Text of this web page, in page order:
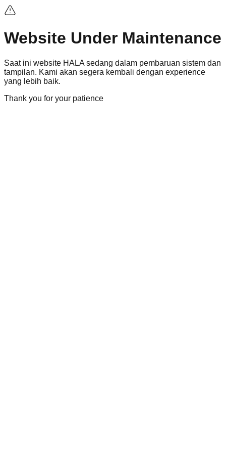
Website Under Maintenance
Saat ini website HALA sedang dalam pembaruan sistem dan
tampilan. Kami akan segera kembali dengan experience
yang lebih baik.
Thank you for your patience